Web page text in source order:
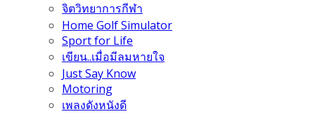
จิตวิทยาการกีฬา
Home Golf Simulator
Sport for Life
เขียน..เมื่อมีลมหายใจ
Just Say Know
Motoring
เพลงดังหนังดี